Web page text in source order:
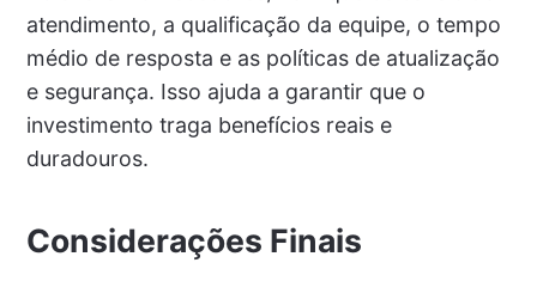
atendimento, a qualificação da equipe, o tempo
médio de resposta e as políticas de atualização
e segurança. Isso ajuda a garantir que o
investimento traga benefícios reais e
duradouros.
Considerações Finais